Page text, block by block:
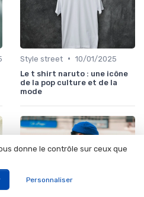
Style street • 10/01/2025
Le t shirt naruto : une icône
de la pop culture et de la
mode
donne le contrôle sur ceux que
Personnaliser